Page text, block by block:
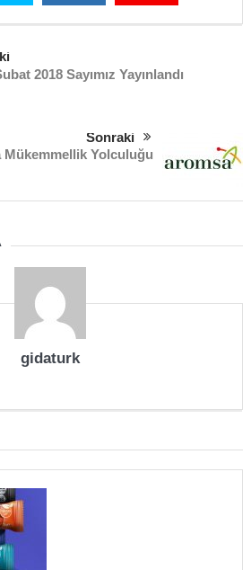
2018 Sayımız Yayınlandı
Sonraki
Mükemmellik Yolculuğu
gidaturk